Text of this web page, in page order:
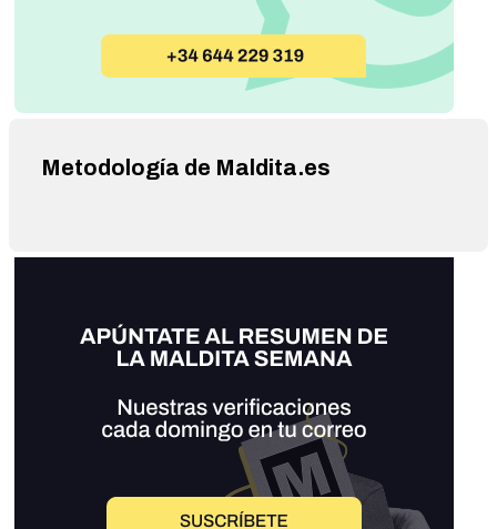
Metodología de Maldita.es